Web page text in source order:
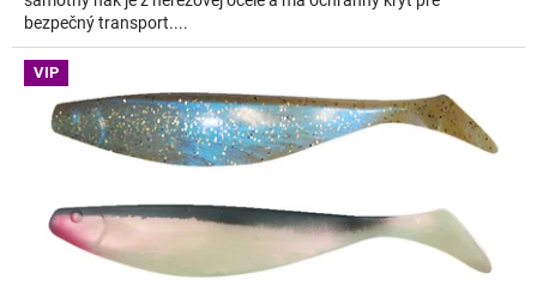
bezpečný transport....
VIP